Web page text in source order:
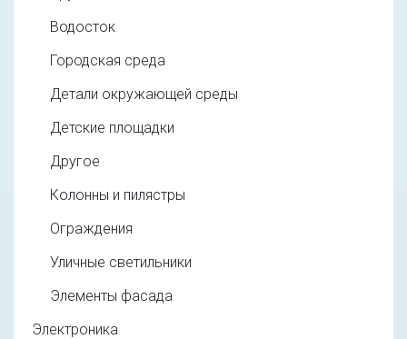
Водосток
Городская среда
Детали окружающей среды
Детские площадки
Другое
Колонны и пилястры
Ограждения
Уличные светильники
Элементы фасада
Электроника